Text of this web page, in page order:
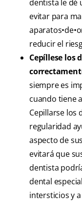
dentista le dé
evitar para
reducir el
Cepíllese los
siempre es
cuando tiene
Cepillarse los
regularidad
aspecto de
evitará que
dentista
dental
intersticios y